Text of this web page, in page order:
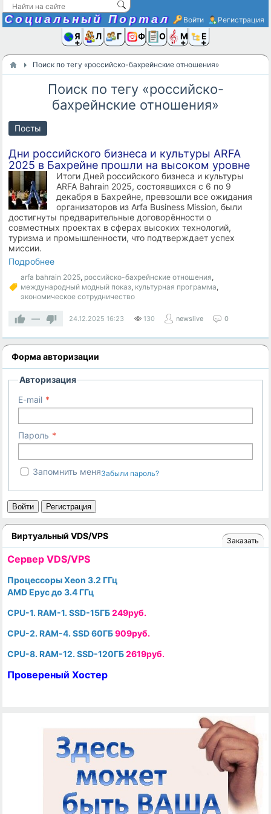
Социальный Портал Войти Регистрация
Я иЛюди
Группы
Фото Ещё
Поиск по тегу «российско-бахрейнские отношения»
Поиск по тегу «российско-
бахрейнские отношения»
Посты
Дни российского бизнеса и культуры ARFA
2025 в Бахрейне прошли на высоком уровне
Итоги Дней российского бизнеса и культуры
ARFA Bahrain 2025, состоявшихся с 6 по 9
декабря в Бахрейне, превзошли все ожидания
организаторов из Arfa Business Mission, были
достигнуты предварительные договорённости о
совместных проектах в сферах высоких технологий,
туризма и промышленности, что подтверждает успех
миссии.
Подробнее
arfa bahrain 2025, российско-бахрейнские отношения,
международный модный показ, культурная программа,
экономическое сотрудничество
— 24.12.2025 16:23 130 newslive 0
Форма авторизации
Авторизация
E-mail
Пароль
Запомнить меняЗабыли пароль?
Войти Регистрация
Виртуальный VDS/VPS Заказать
Cервер VDS/VPS
Процессоры Xeon 3.2 ГГц
AMD Epyc до 3.4 ГГц
CPU-1. RAM-1. SSD-15ГБ249руб.
CPU-2. RAM-4. SSD 60ГБ909руб.
CPU-8. RAM-12. SSD-120ГБ2619руб.
Провереный Хостер